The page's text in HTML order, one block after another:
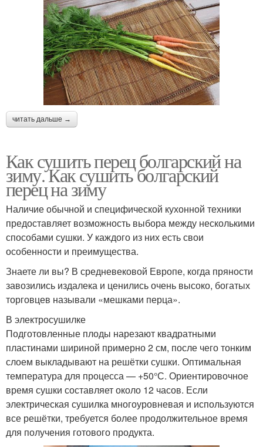
читать дальше →
Как сушить перец болгарский на
зиму. Как сушить болгарский
перец на зиму
Наличие обычной и специфической кухонной техники
предоставляет возможность выбора между несколькими
способами сушки. У каждого из них есть свои
особенности и преимущества.
Знаете ли вы? В средневековой Европе, когда пряности
завозились издалека и ценились очень высоко, богатых
торговцев называли «мешками перца».
В электросушилке
Подготовленные плоды нарезают квадратными
пластинами шириной примерно 2 см, после чего тонким
слоем выкладывают на решётки сушки. Оптимальная
температура для процесса — +50°С. Ориентировочное
время сушки составляет около 12 часов. Если
электрическая сушилка многоуровневая и используются
все решётки, требуется более продолжительное время
для получения готового продукта.